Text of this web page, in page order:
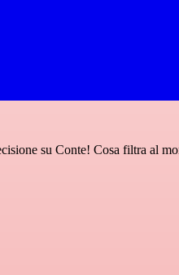
su Conte! Cosa filtra al